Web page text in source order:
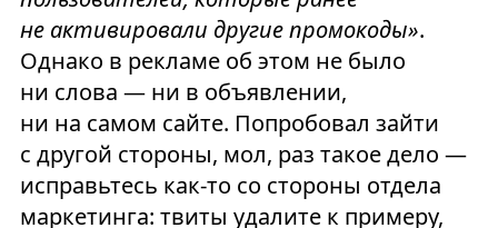
не активировали другие промокоды».
Однако в рекламе об этом не было
ни слова — ни в объявлении,
ни на самом сайте. Попробовал зайти
с другой стороны, мол, раз такое дело —
исправьтесь как-то со стороны отдела
маркетинга: твиты удалите к примеру,